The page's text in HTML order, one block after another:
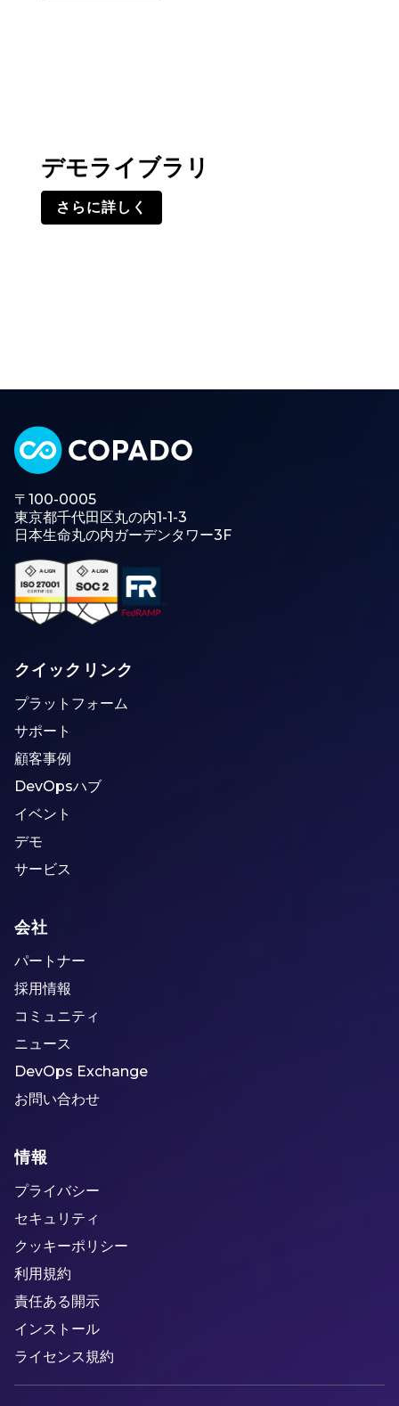
デモライブラリ
さらに詳しく
〒100-0005
東京都千代田区丸の内1-1-3
日本生命丸の内ガーデンタワー3F
クイックリンク
プラットフォーム
サポート
顧客事例
DevOpsハブ
イベント
デモ
サービス
会社
パートナー
採用情報
コミュニティ
ニュース
DevOps Exchange
お問い合わせ
情報
プライバシー
セキュリティ
クッキーポリシー
利用規約
責任ある開示
インストール
ライセンス規約